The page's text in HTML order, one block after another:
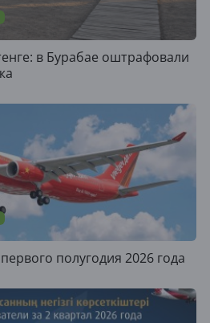
в Бурабае оштрафовали
полугодия 2026 года